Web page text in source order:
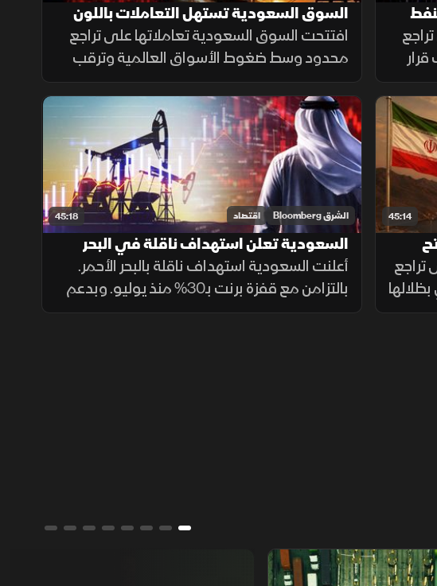
قرار
السوق السعودية تستهل التعاملات باللون
الأحمر تحت ضغط النفط
افتتحت السوق السعودية تعاملاتها على تراجع
محدود وسط ضغوط الأسواق العالمية وترقب
قرار الفيدرالي الأميركي، في وقت يواصل فيه
المستثمرون متابعة نتائج الشركات وتطورات
الهدنة بين واشنطن وطهران.
45:14
45:18 الشرق Bloomberg اقتصاد
السعودية تعلن استهداف ناقلة في البحر
الأحمر.. وقفزة أسبوعية لـ"تاسي"
أعلنت السعودية استهداف ناقلة بالبحر الأحمر.
بالتزامن مع قفزة برنت بـ30% منذ يوليو. وبدعم
النتائج القوية وقطاعي الطاقة والبنوك، سجل